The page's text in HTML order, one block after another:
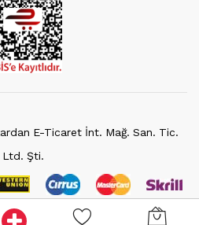
E-Ticaret İnt. Mağ. San. Tic.
Ltd. Şti.